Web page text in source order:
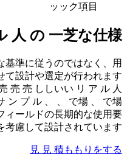
日本の人
ル 人 れ
、 、そ